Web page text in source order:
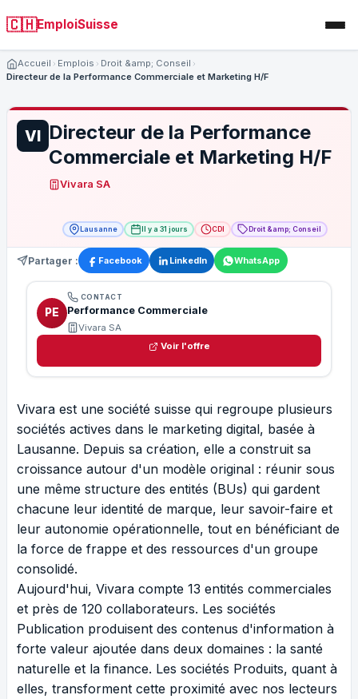
🇨🇭EmploiSuisse
Accueil Emplois
Droit &amp; Conseil
Directeur de la Performance Commerciale et Marketing H/F
VI Directeur de la Performance
Commerciale et Marketing H/F
Vivara SA
Lausanne Il y a 31 jours CDI Droit &amp; Conseil
Partager : Facebook LinkedIn WhatsApp
PE
CONTACT
Performance Commerciale
Vivara SA
Voir l'offre
Vivara est une société suisse qui regroupe plusieurs
sociétés actives dans le marketing digital, basée à
Lausanne. Depuis sa création, elle a construit sa
croissance autour d'un modèle original : réunir sous
une même structure des entités (BUs) qui gardent
chacune leur identité de marque, leur savoir-faire et
leur autonomie opérationnelle, tout en bénéficiant de
la force de frappe et des ressources d'un groupe
consolidé.
Aujourd'hui, Vivara compte 13 entités commerciales
et près de 120 collaborateurs. Les sociétés
Publication produisent des contenus d'information à
forte valeur ajoutée dans deux domaines : la santé
naturelle et la finance. Les sociétés Produits, quant à
elles, transforment cette proximité avec nos lecteurs